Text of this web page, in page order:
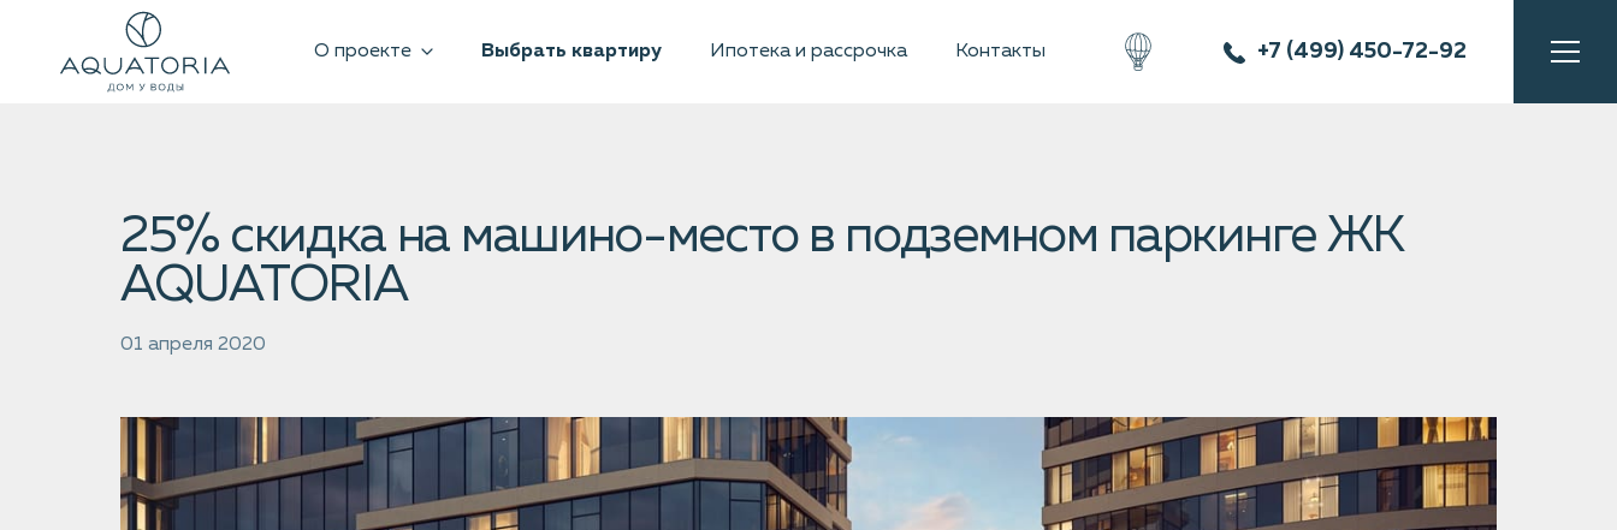
О проекте Выбрать квартиру Ипотека и рассрочка Контакты +7 (499) 450-72-92
25% скидка на машино-место в подземном паркинге ЖК
AQUATORIA
01 апреля 2020